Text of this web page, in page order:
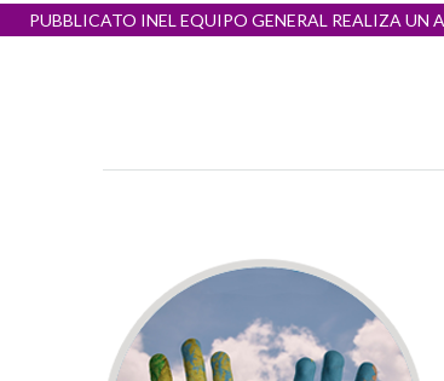
Navigazione
articoli
PUBBLICATO INEL EQUIPO GENERAL REALIZA UN